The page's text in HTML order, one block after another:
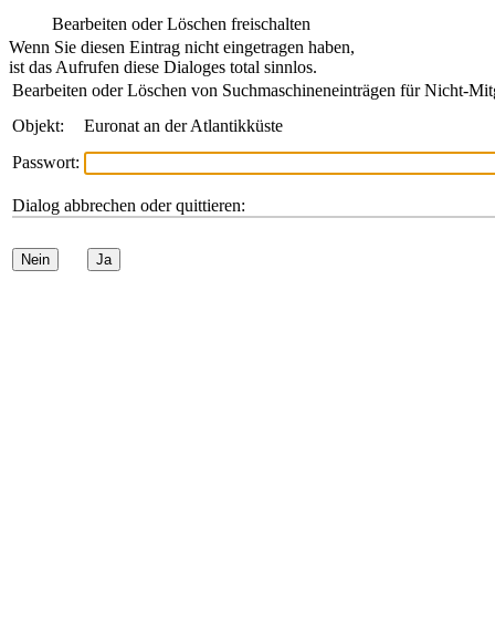
Bearbeiten oder Löschen freischalten
Wenn Sie diesen Eintrag nicht eingetragen haben,
ist das Aufrufen diese Dialoges total sinnlos.
Bearbeiten oder Löschen von Suchmaschineneinträgen für Nicht-
Objekt:
Euronat an der Atlantikküste
Passwort:
Dialog abbrechen oder quittieren:
Nein Ja